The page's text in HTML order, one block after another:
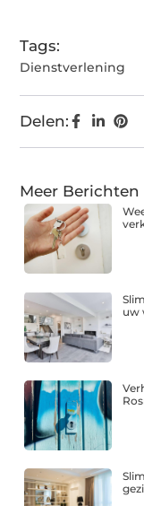
Tags:
Dienstverlening
Delen:
Meer Berichten
uw